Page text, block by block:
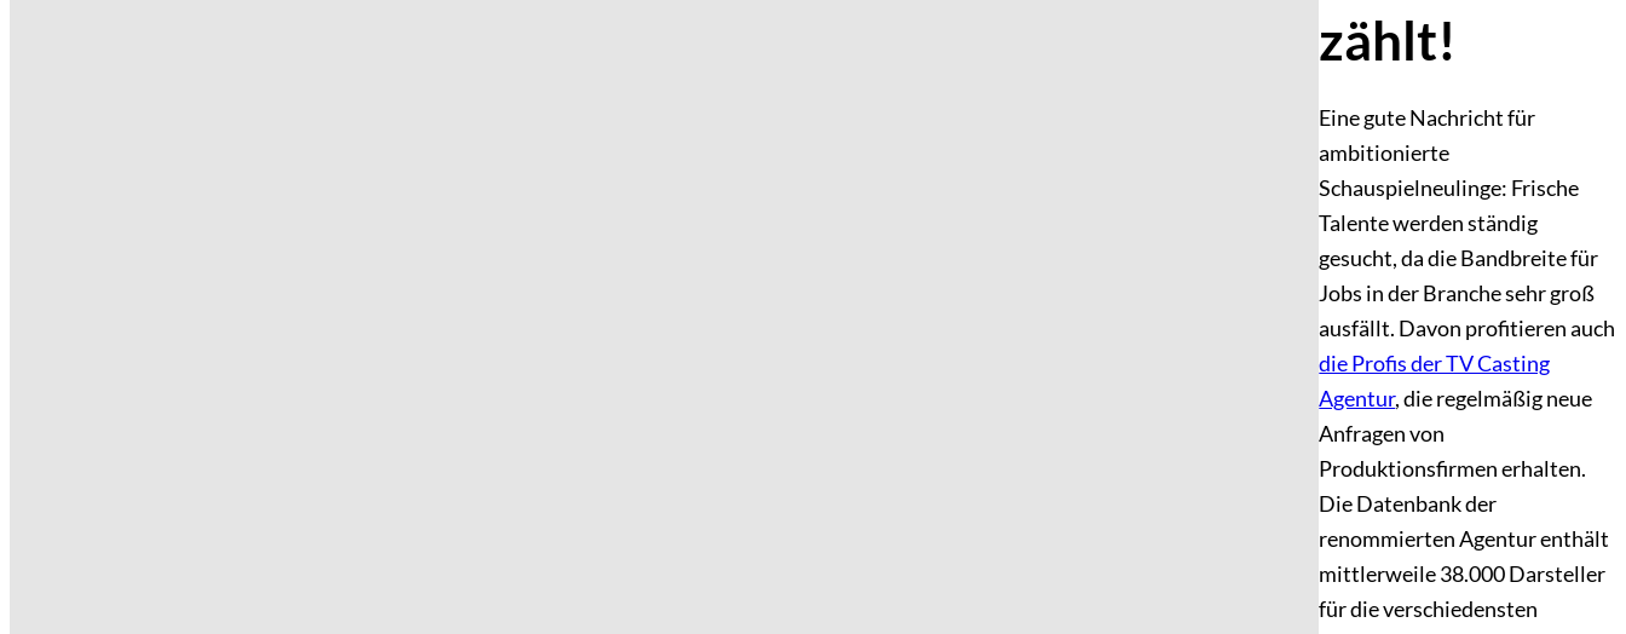
zählt!
Eine gute Nachricht für
ambitionierte
Schauspielneulinge: Frische
Talente werden ständig
gesucht, da die Bandbreite für
Jobs in der Branche sehr groß
ausfällt. Davon profitieren auch
die Profis der TV Casting
Agentur, die regelmäßig neue
Anfragen von
Produktionsfirmen erhalten.
Die Datenbank der
renommierten Agentur enthält
mittlerweile 38.000 Darsteller
für die verschiedensten